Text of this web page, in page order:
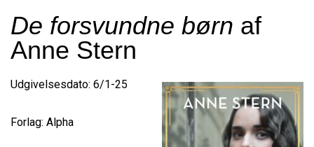
De forsvundne børn af
Anne Stern
Udgivelsesdato: 6/1-25
Forlag: Alpha